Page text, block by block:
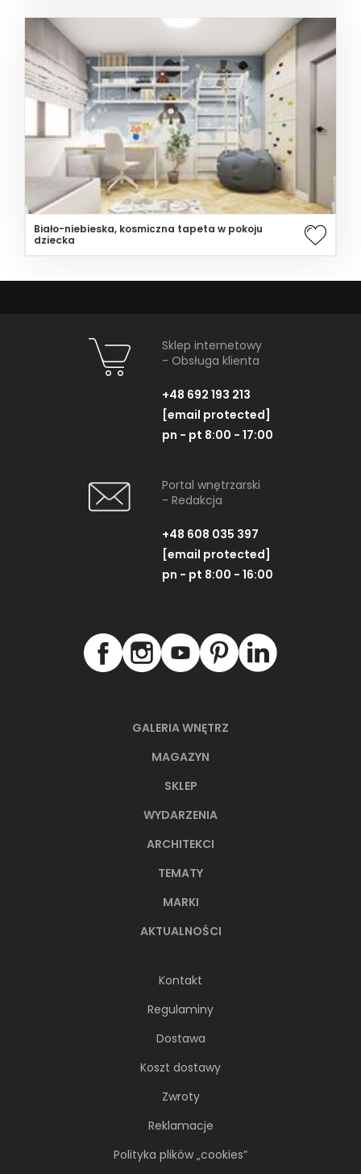
Biało-niebieska, kosmiczna tapeta w pokoju
dziecka
GALERIA WNĘTRZ
MAGAZYN
SKLEP
WYDARZENIA
ARCHITEKCI
TEMATY
MARKI
AKTUALNOŚCI
Kontakt
Regulaminy
Dostawa
Koszt dostawy
Zwroty
Reklamacje
Polityka plików „cookies”
Sklep internetowy
- Obsługa klienta
+48 692 193 213
[email protected]
pn - pt 8:00 - 17:00
Portal wnętrzarski
- Redakcja
+48 608 035 397
[email protected]
pn - pt 8:00 - 16:00